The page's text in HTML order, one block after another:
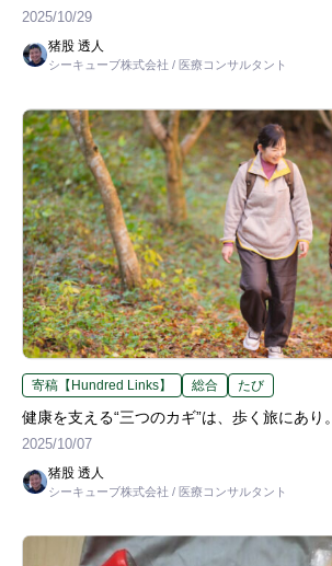
2025/10/29
猪股 透人
シーキューブ株式会社 / 医療コンサルタント
寄稿【Hundred Links】 総合 たび
健康を支える“三つのカギ”は、歩く旅にあり。
2025/10/07
猪股 透人
シーキューブ株式会社 / 医療コンサルタント